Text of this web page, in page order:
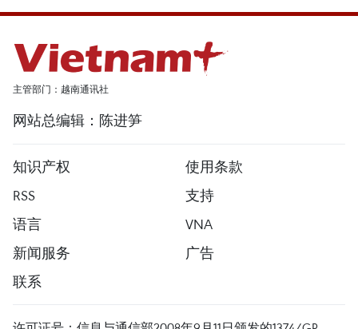
主管部门：越南通讯社
网站总编辑：陈进笋
知识产权
使用条款
RSS
支持
语言
VNA
新闻服务
广告
联系